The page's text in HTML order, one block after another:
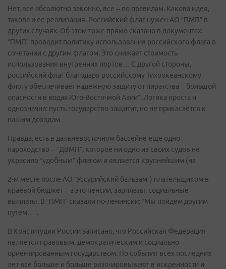
Нет, все абсолютно законно, все – по правилам. Какова идея,
такова и ее реализация. Российский флаг нужен АО “ПМП” в
других случаях. Об этом тоже прямо сказано в документах:
“ПМП” проводит политику использования российского флага в
сочетании с другим флагом. Это снижает стоимость
использования внутренних портов… С другой стороны,
российский флаг благодаря российскому Тихоокеанскому
флоту обеспечивает надежную защиту от пиратства – большой
опасности в водах Юго-Восточной Азии”. Логика проста и
однозначна: пусть государство защитит, но не прикасается к
нашим доходам.
Правда, есть в дальневосточном бассейне еще одно
пароходство – “ДВМП”, которое ни одно из своих судов не
украсило “удобным” флагом и является крупнейшим (на
2-м месте после АО “Уссурийский бальзам”) плательщиком в
краевой бюджет – а это пенсии, зарплаты, социальные
выплаты. В “ПМП” сказали по-ленински: “Мы пойдем другим
путем…”.
В Конституции России записано, что Российская Федерация
является правовым, демократическим и социально
ориентированным государством. Но события всех последних
лет все больше и больше разочаровывают в искренности и